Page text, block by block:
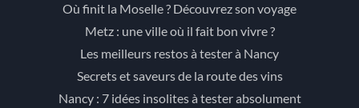
Où finit la Moselle ? Découvrez son voyage
Metz : une ville où il fait bon vivre ?
Les meilleurs restos à tester à Nancy
Secrets et saveurs de la route des vins
Nancy : 7 idées insolites à tester absolument